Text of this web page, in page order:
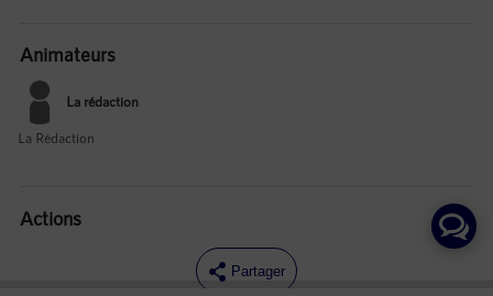
Animateurs
La rédaction
La Rédaction
Actions
Partager